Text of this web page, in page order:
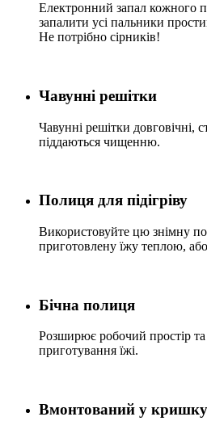
Електронний запал кожного
запалити усі пальники
Не потрібно сірників!
Чавунні решітки
Чавунні решітки довговічні,
піддаються чищенню.
Полиця для підігріву
Використовуйте цю знімну
приготовлену їжу теплою,
Бічна полиця
Розширює робочий простір та
приготування їжі.
Вмонтований у